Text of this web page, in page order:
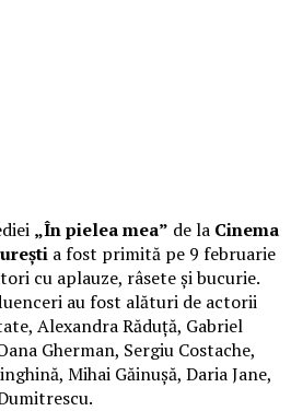
„În pielea mea” de la Cinema
a fost primită pe 9 februarie
cu aplauze, râsete și bucurie.
au fost alături de actorii
Alexandra Răduță, Gabriel
Gherman, Sergiu Costache,
Mihai Găinușă, Daria Jane,